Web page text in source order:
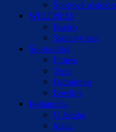
Športové
WELLNESS
Bazény
Saunový svet
Športoviská
Fitness
Tenis
Badminton
Bowling
Reštaurácia
U Jakuba
Menu